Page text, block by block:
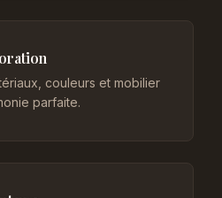
couleurs et mobilier
parfaite.